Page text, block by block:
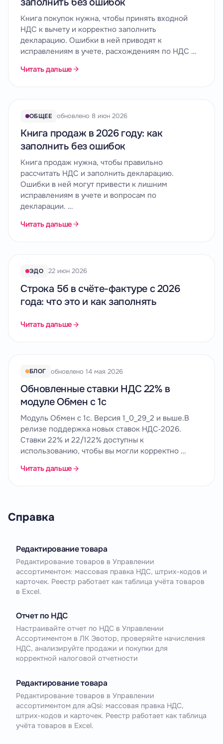
Книга покупок нужна, чтобы принять входной
НДС к вычету и корректно заполнить
декларацию. Ошибки в ней приводят к
исправлениям в учете, расхождениям по НДС …
Читать дальше
ОБЩЕЕ обновлено 8 июн 2026
Книга продаж в 2026 году: как
заполнить без ошибок
Книга продаж нужна, чтобы правильно
рассчитать НДС и заполнить декларацию.
Ошибки в ней могут привести к лишним
исправлениям в учете и вопросам по
декларации. …
Читать дальше
ЭДО 22 июн 2026
Строка 5б в счёте-фактуре с 2026
года: что это и как заполнять
Читать дальше
БЛОГ обновлено 14 мая 2026
Обновленные ставки НДС 22% в
модуле Обмен с 1с
Модуль Обмен с 1с. Версия 1_0_29_2 и выше.В
релизе поддержка новых ставок НДС‑2026.
Ставки 22% и 22/122% доступны к
использованию, чтобы вы могли корректно …
Читать дальше
Справка
Редактирование товара
Редактирование товаров в Управлении
ассортиментом: массовая правка НДС, штрих-кодов и
карточек. Реестр работает как таблица учёта товаров
в Excel.
Отчет по НДС
Настраивайте отчет по НДС в Управлении
Ассортиментом в ЛК Эвотор, проверяйте начисления
НДС, анализируйте продажи и покупки для
корректной налоговой отчетности
Редактирование товара
Редактирование товаров в Управлении
ассортиментом для aQsi: массовая правка НДС,
штрих-кодов и карточек. Реестр работает как таблица
учёта товаров в Excel.